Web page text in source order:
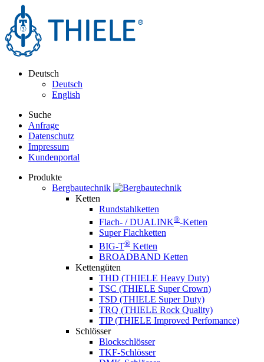
Deutsch
Deutsch
English
Suche
Anfrage
Datenschutz
Impressum
Kundenportal
Produkte
Bergbautechnik
Ketten
Rundstahlketten
Flach- / DUALINK®-Ketten
Super Flachketten
BIG-T® Ketten
BROADBAND Ketten
Kettengüten
THD (THIELE Heavy Duty)
TSC (THIELE Super Crown)
TSD (THIELE Super Duty)
TRQ (THIELE Rock Quality)
TIP (THIELE Improved Perfomance)
Schlösser
Blockschlösser
TKF-Schlösser